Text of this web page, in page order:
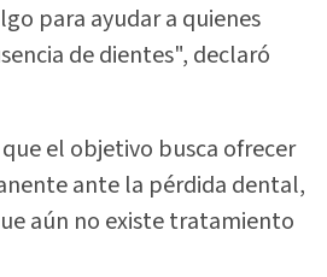
para ayudar a quienes
de dientes", declaró
el objetivo busca ofrecer
ante la pérdida dental,
aún no existe tratamiento